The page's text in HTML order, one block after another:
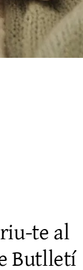
te al
Butlletí